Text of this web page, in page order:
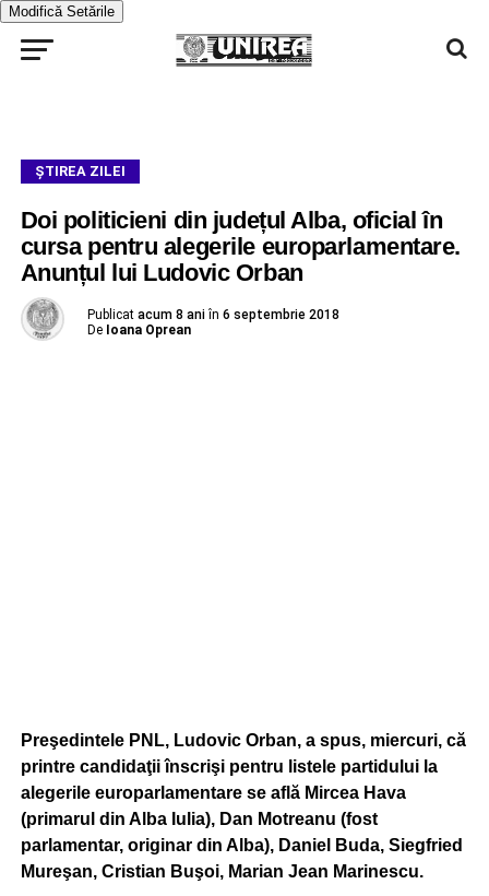
Modifică Setările
ŞTIREA ZILEI
Doi politicieni din județul Alba, oficial în
cursa pentru alegerile europarlamentare.
Anunțul lui Ludovic Orban
Publicat acum 8 ani în 6 septembrie 2018
De Ioana Oprean
Preşedintele PNL, Ludovic Orban, a spus, miercuri, că
printre candidaţii înscrişi pentru listele partidului la
alegerile europarlamentare se află Mircea Hava
(primarul din Alba Iulia), Dan Motreanu (fost
parlamentar, originar din Alba), Daniel Buda, Siegfried
Mureşan, Cristian Buşoi, Marian Jean Marinescu.